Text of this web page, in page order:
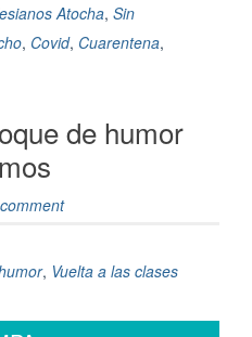
Atocha, Sin
, Covid, Cuarentena,
de humor
, Vuelta a las clases